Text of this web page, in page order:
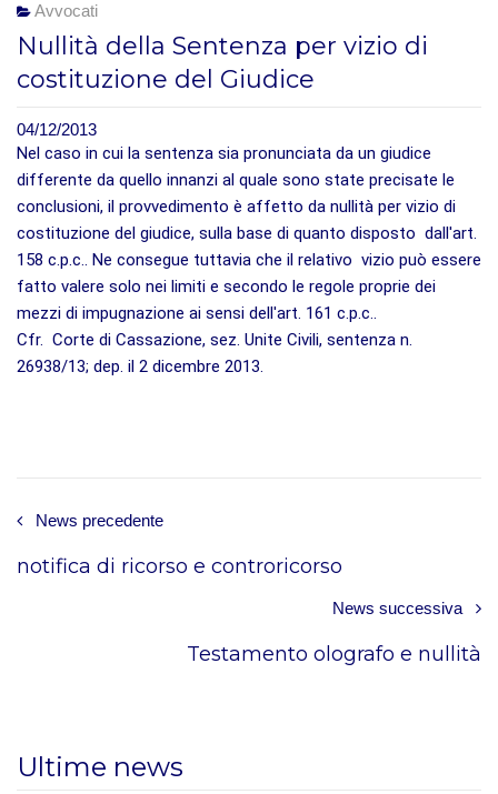
Avvocati
Nullità della Sentenza per vizio di
costituzione del Giudice
04/12/2013
Nel caso in cui la sentenza sia pronunciata da un giudice
differente da quello innanzi al quale sono state precisate le
conclusioni, il provvedimento è affetto da nullità per vizio di
costituzione del giudice, sulla base di quanto disposto dall'art.
158 c.p.c.. Ne consegue tuttavia che il relativo vizio può essere
fatto valere solo nei limiti e secondo le regole proprie dei
mezzi di impugnazione ai sensi dell'art. 161 c.p.c..
Cfr. Corte di Cassazione, sez. Unite Civili, sentenza n.
26938/13; dep. il 2 dicembre 2013.
News precedente
notifica di ricorso e controricorso
News successiva
Testamento olografo e nullità
Ultime news